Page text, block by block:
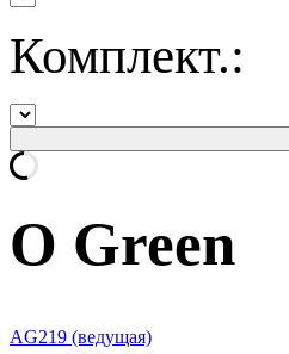
Комплект.:
O Green
AG219 (ведущая)